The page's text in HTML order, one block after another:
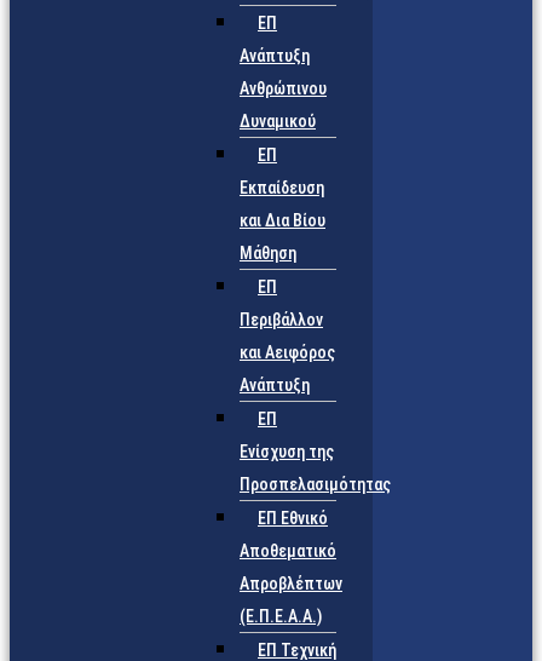
ΕΠ
Ανάπτυξη
Ανθρώπινου
Δυναμικού
ΕΠ
Εκπαίδευση
και Δια Βίου
Μάθηση
ΕΠ
Περιβάλλον
και Αειφόρος
Ανάπτυξη
ΕΠ
Ενίσχυση της
Προσπελασιμότητας
ΕΠ Εθνικό
Αποθεματικό
Απροβλέπτων
(Ε.Π.Ε.Α.Α.)
ΕΠ Τεχνική